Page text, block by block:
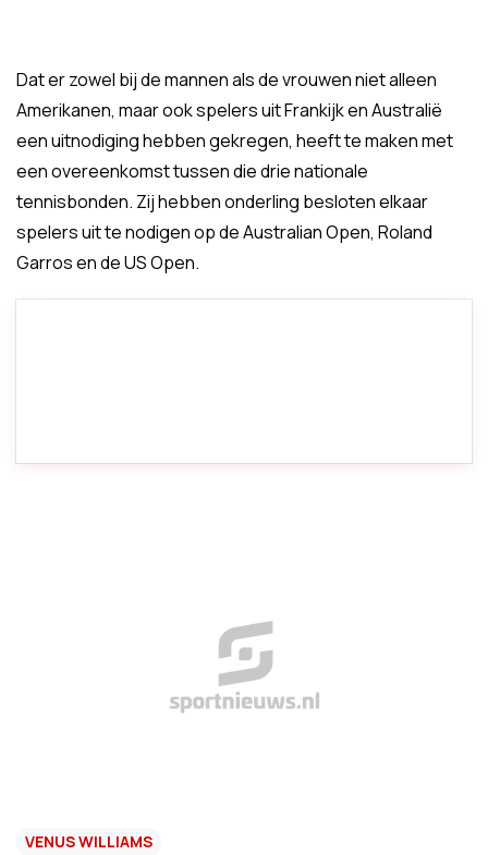
Dat er zowel bij de mannen als de vrouwen niet alleen
Amerikanen, maar ook spelers uit Frankijk en Australië
een uitnodiging hebben gekregen, heeft te maken met
een overeenkomst tussen die drie nationale
tennisbonden. Zij hebben onderling besloten elkaar
spelers uit te nodigen op de Australian Open, Roland
Garros en de US Open.
VENUS WILLIAMS